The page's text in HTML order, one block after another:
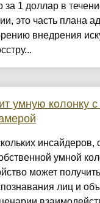
за 1 доллар в
это часть плана
внедрения
умную колонку
инсайдеров,
умной
может
лиц и